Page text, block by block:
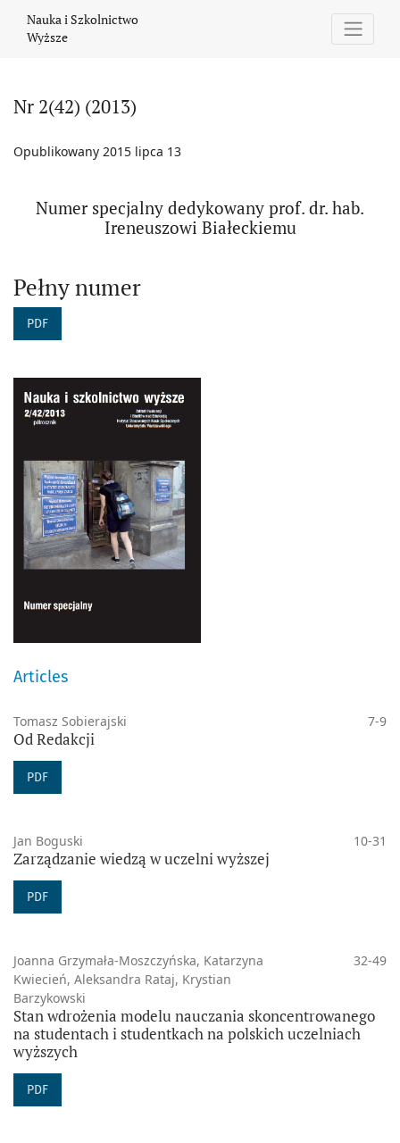
Nauka i Szkolnictwo
Wyższe
Nr 2(42) (2013)
Opublikowany 2015 lipca 13
Numer specjalny dedykowany prof. dr. hab.
Ireneuszowi Białeckiemu
Pełny numer
PDF
Articles
Tomasz Sobierajski 7-9
Od Redakcji
PDF
Jan Boguski 10-31
Zarządzanie wiedzą w uczelni wyższej
PDF
Joanna Grzymała-Moszczyńska, Katarzyna
Kwiecień, Aleksandra Rataj, Krystian
Barzykowski
32-49
Stan wdrożenia modelu nauczania skoncentrowanego
na studentach i studentkach na polskich uczelniach
wyższych
PDF